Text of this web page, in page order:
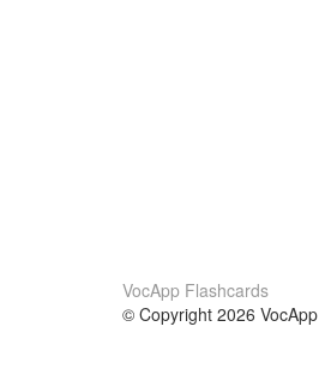
VocApp Flashcards
© Copyright 2026 VocApp